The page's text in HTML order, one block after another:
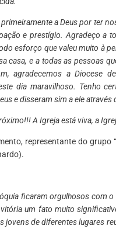
a Deus por ter
e prestígio. Agradeço a
esforço que valeu muito à
casa, e a todas as pessoas
agradecemos a Diocese
dia maravilhoso. Tenho
e disseram sim a ele através
A Igreja está viva, a
representante do grupo
ficaram orgulhosos com
um fato muito
jovens de diferentes lugares